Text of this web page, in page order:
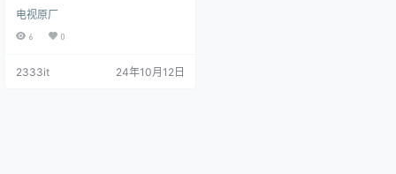
135210_install原厂程序U盘
数据刷机包
816_135210_install原厂程序U盘数
据刷机包
电视原厂
6 0
2333it 24年10月12日